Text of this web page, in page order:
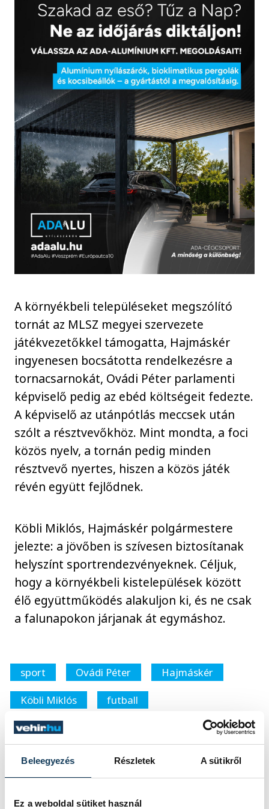
Beleegyezés Részletek A sütikről
Ez a weboldal sütiket használ
A környékbeli településeket megszólító
tornát az MLSZ megyei szervezete
játékvezetőkkel támogatta, Hajmáskér
ingyenesen bocsátotta rendelkezésre a
tornacsarnokát, Ovádi Péter parlamenti
képviselő pedig az ebéd költségeit fedezte.
A képviselő az utánpótlás meccsek után
szólt a résztvevőkhöz. Mint mondta, a foci
közös nyelv, a tornán pedig minden
résztvevő nyertes, hiszen a közös játék
révén együtt fejlődnek.
Köbli Miklós, Hajmáskér polgármestere
jelezte: a jövőben is szívesen biztosítanak
helyszínt sportrendezvényeknek. Céljuk,
hogy a környékbeli kistelepülések között
élő együttműködés alakuljon ki, és ne csak
a falunapokon járjanak át egymáshoz.
sport Ovádi Péter
Hajmáskér
Köbli Miklós
futball
Kovács Kálmán
SZERZŐ